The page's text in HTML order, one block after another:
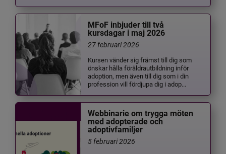
MFoF inbjuder till två
kursdagar i maj 2026
27 februari 2026
Kursen vänder sig främst till dig som
önskar hålla föräldrautbildning inför
adoption, men även till dig som i din
profession vill fördjupa dig i adop...
Webbinarie om trygga möten
med adopterade och
adoptivfamiljer
5 februari 2026